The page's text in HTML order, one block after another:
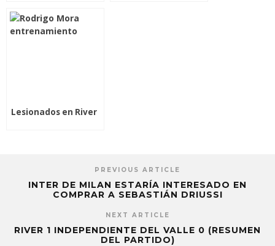
Lesionados en River
PREVIOUS ARTICLE
INTER DE MILAN ESTARÍA INTERESADO EN
COMPRAR A SEBASTIÁN DRIUSSI
NEXT ARTICLE
RIVER 1 INDEPENDIENTE DEL VALLE 0 (RESUMEN
DEL PARTIDO)